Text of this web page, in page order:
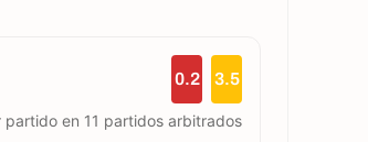
0.2 3.5
partido en 11 partidos arbitrados